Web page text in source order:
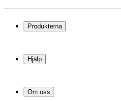
Produkterna
Vinställ
Vinmöbler
Hjälp
Leverans
Service
Om oss